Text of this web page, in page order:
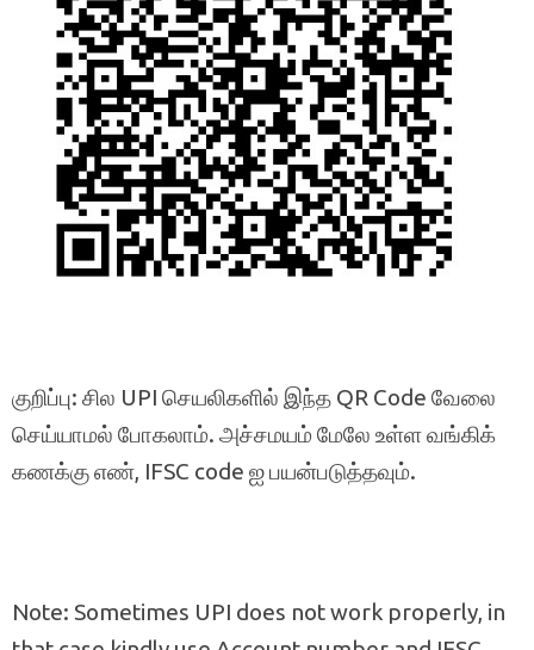
குறிப்பு: சில UPI செயலிகளில் இந்த QR Code வேலை
செய்யாமல் போகலாம். அச்சமயம் மேலே உள்ள வங்கிக்
கணக்கு எண், IFSC code ஐ பயன்படுத்தவும்.
Note: Sometimes UPI does not work properly, in